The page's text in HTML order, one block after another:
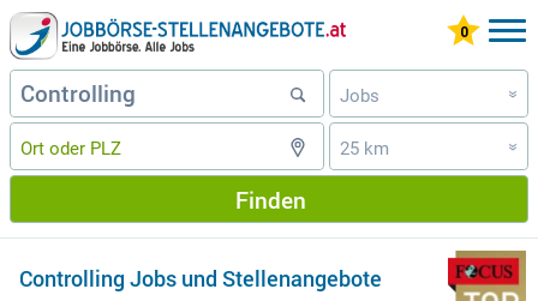
Jobs »
25 km »
Finden
Controlling Jobs und Stellenangebote